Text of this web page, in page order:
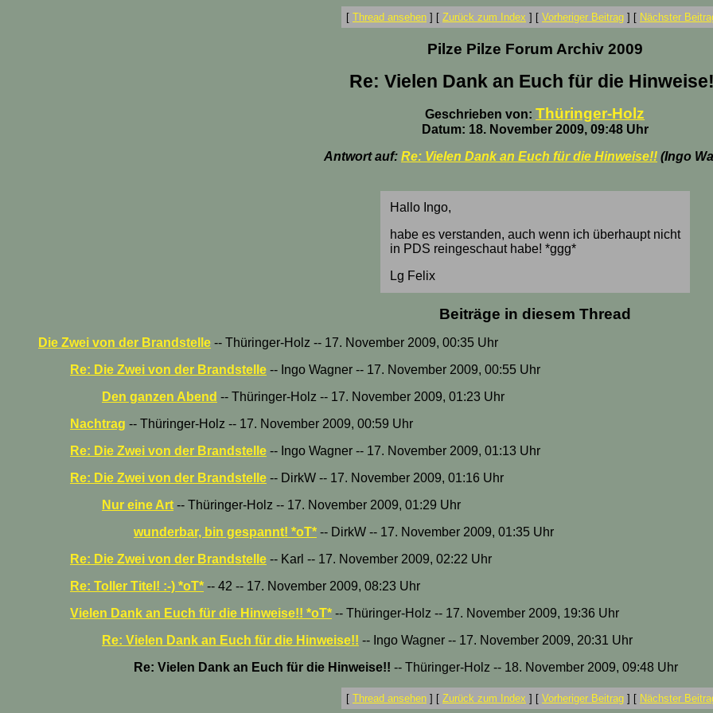
[ Thread ansehen ] [ Zurück zum Index ] [ Vorheriger Beitrag ] [ Nächster
Pilze Pilze Forum Archiv 2009
Re: Vielen Dank an Euch für die
Geschrieben von: Thüringer-Holz
Datum: 18. November 2009, 09:48 Uhr
Antwort auf: Re: Vielen Dank an Euch für die Hinweise!! (Ingo
Hallo Ingo,
habe es verstanden, auch wenn ich überhaupt nicht
in PDS reingeschaut habe! *ggg*
Lg Felix
Beiträge in diesem Thread
Die Zwei von der Brandstelle -- Thüringer-Holz -- 17. November 2009, 00:35 Uhr
Re: Die Zwei von der Brandstelle -- Ingo Wagner -- 17. November 2009, 00:55 Uhr
Den ganzen Abend -- Thüringer-Holz -- 17. November 2009, 01:23 Uhr
Nachtrag -- Thüringer-Holz -- 17. November 2009, 00:59 Uhr
Re: Die Zwei von der Brandstelle -- Ingo Wagner -- 17. November 2009, 01:13 Uhr
Re: Die Zwei von der Brandstelle -- DirkW -- 17. November 2009, 01:16 Uhr
Nur eine Art -- Thüringer-Holz -- 17. November 2009, 01:29 Uhr
wunderbar, bin gespannt! *oT* -- DirkW -- 17. November 2009, 01:35 Uhr
Re: Die Zwei von der Brandstelle -- Karl -- 17. November 2009, 02:22 Uhr
Re: Toller Titel! :-) *oT* -- 42 -- 17. November 2009, 08:23 Uhr
Vielen Dank an Euch für die Hinweise!! *oT* -- Thüringer-Holz -- 17. November 2009, 19:36 Uhr
Re: Vielen Dank an Euch für die Hinweise!! -- Ingo Wagner -- 17. November 2009, 20:31 Uhr
Re: Vielen Dank an Euch für die Hinweise!! -- Thüringer-Holz -- 18. November 2009, 09:48 Uhr
[ Thread ansehen ] [ Zurück zum Index ] [ Vorheriger Beitrag ] [ Nächster